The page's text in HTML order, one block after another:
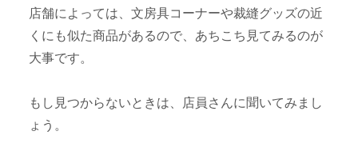
店舗によっては、文房具コーナーや裁縫グッズの近
くにも似た商品があるので、あちこち見てみるのが
大事です。
もし見つからないときは、店員さんに聞いてみまし
ょう。